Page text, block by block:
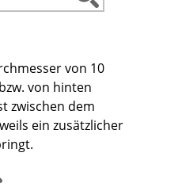
von 10
von hinten
zwischen dem
ein zusätzlicher